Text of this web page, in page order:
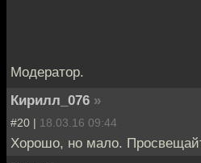
Модератор.
Кирилл_076 »
#20 | 18.03.16 09:44
Хорошо, но мало.